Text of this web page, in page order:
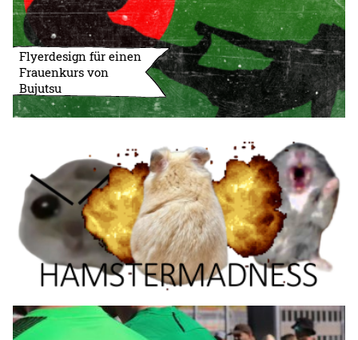
Flyerdesign für einen
Frauenkurs von
Bujutsu